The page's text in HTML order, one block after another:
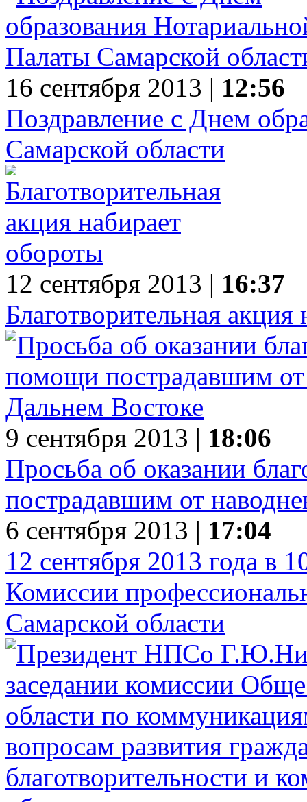
16 сентября 2013 | 12:56
Поздравление с Днем
Самарской области
12 сентября 2013 | 16:37
Благотворительная
9 сентября 2013 | 18:06
Просьба об оказании
пострадавшим от
6 сентября 2013 | 17:04
12 сентября 2013 года в
Комиссии
Самарской области